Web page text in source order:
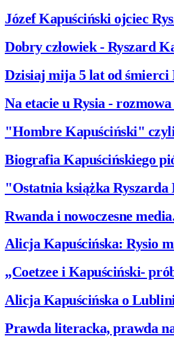
Józef Kapuściński ojciec
Dobry człowiek - Ryszard
Dzisiaj mija 5 lat od śmierci
Na etacie u Rysia -
"Hombre Kapuściński"
Biografia Kapuścińskiego
"Ostatnia książka Ryszarda
Rwanda i nowoczesne
Alicja Kapuścińska: Rysio
„Coetzee i Kapuściński-
Alicja Kapuścińska o
Prawda literacka, prawda